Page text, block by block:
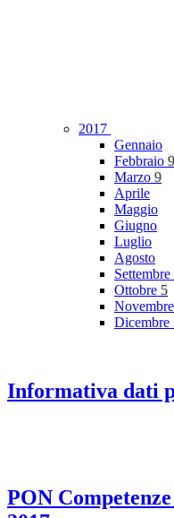
2017
Gennaio
Febbraio
Marzo 9
Aprile
Maggio
Giugno
Luglio
Agosto
Settembre
Ottobre 5
Novembre
Dicembre
Informativa dati
PON